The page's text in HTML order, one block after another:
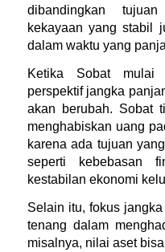
dibandingkan
kekayaan yang stabil
dalam waktu yang
Ketika Sobat mulai
perspektif jangka
akan berubah. Sobat
menghabiskan uang
karena ada tujuan
seperti kebebasan
kestabilan ekonomi
Selain itu, fokus
tenang dalam
misalnya, nilai aset